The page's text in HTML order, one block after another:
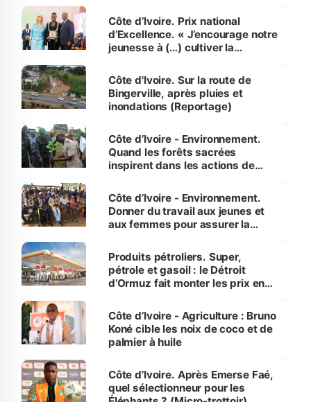
Côte d’Ivoire. Prix national
d’Excellence. « J’encourage notre
jeunesse à (…) cultiver la
(Alassane Ouattara
Côte d'Ivoire. Sur la route de
Bingerville, après pluies et
inondations (Reportage)
Côte d’Ivoire - Environnement.
Quand les forêts sacrées
inspirent dans les actions de
Côte d’Ivoire - Environnement.
Donner du travail aux jeunes et
aux femmes pour assurer la
menacées
Produits pétroliers. Super,
pétrole et gasoil : le Détroit
d’Ormuz fait monter les prix en
Côte d’Ivoire - Agriculture : Bruno
Koné cible les noix de coco et de
palmier à huile
Côte d’Ivoire. Après Emerse Faé,
quel sélectionneur pour les